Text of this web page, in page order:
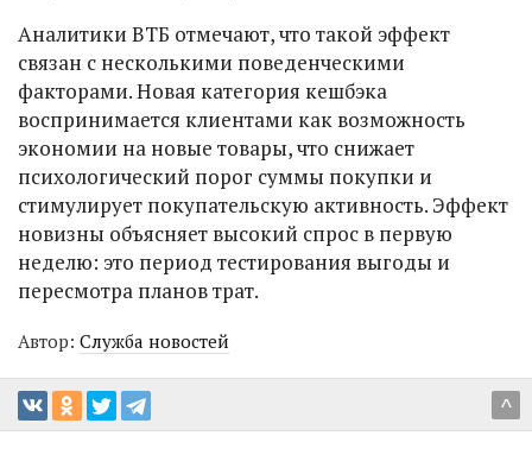
Аналитики ВТБ отмечают, что такой эффект
связан с несколькими поведенческими
факторами. Новая категория кешбэка
воспринимается клиентами как возможность
экономии на новые товары, что снижает
психологический порог суммы покупки и
стимулирует покупательскую активность. Эффект
новизны объясняет высокий спрос в первую
неделю: это период тестирования выгоды и
пересмотра планов трат.
Автор: Служба новостей
^